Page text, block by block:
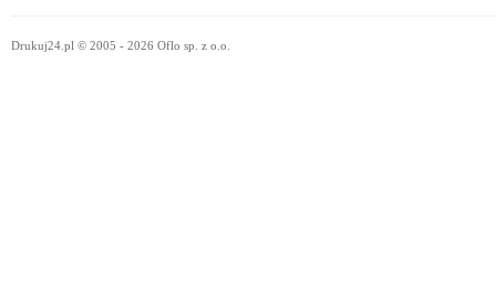
Drukuj24.pl © 2005 - 2026 Oflo sp. z o.o.